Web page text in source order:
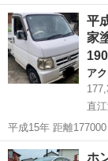
在も乗っています 今の所不具合はないです カスタム箇所 グリルガー
ド ルーフラック ル
ー...
新潟 長岡市
平成
家
ア
直
平成15年 距離177000 車検 ９年8月 ミッション5F 普通に走ります ク
ラッチの滑りはなく良好 エンジン絶好調 エアコン効きま
新潟 上越市
ホ